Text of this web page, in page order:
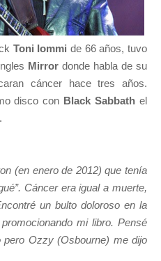
Toni Iommi de 66 años, tuvo
Mirrordonde habla de su
cáncer hace tres años.
disco con Black Sabbathel
(en enero de 2012) que tenía
Cáncer era igual a muerte,
un bulto doloroso en la
mi libro. Pensé
Ozzy (Osbourne) me dijo